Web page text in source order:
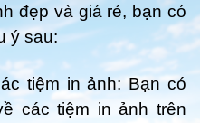
đẹp và giá rẻ, bạn có
ý sau:
tiệm in ảnh: Bạn có
các tiệm in ảnh trên